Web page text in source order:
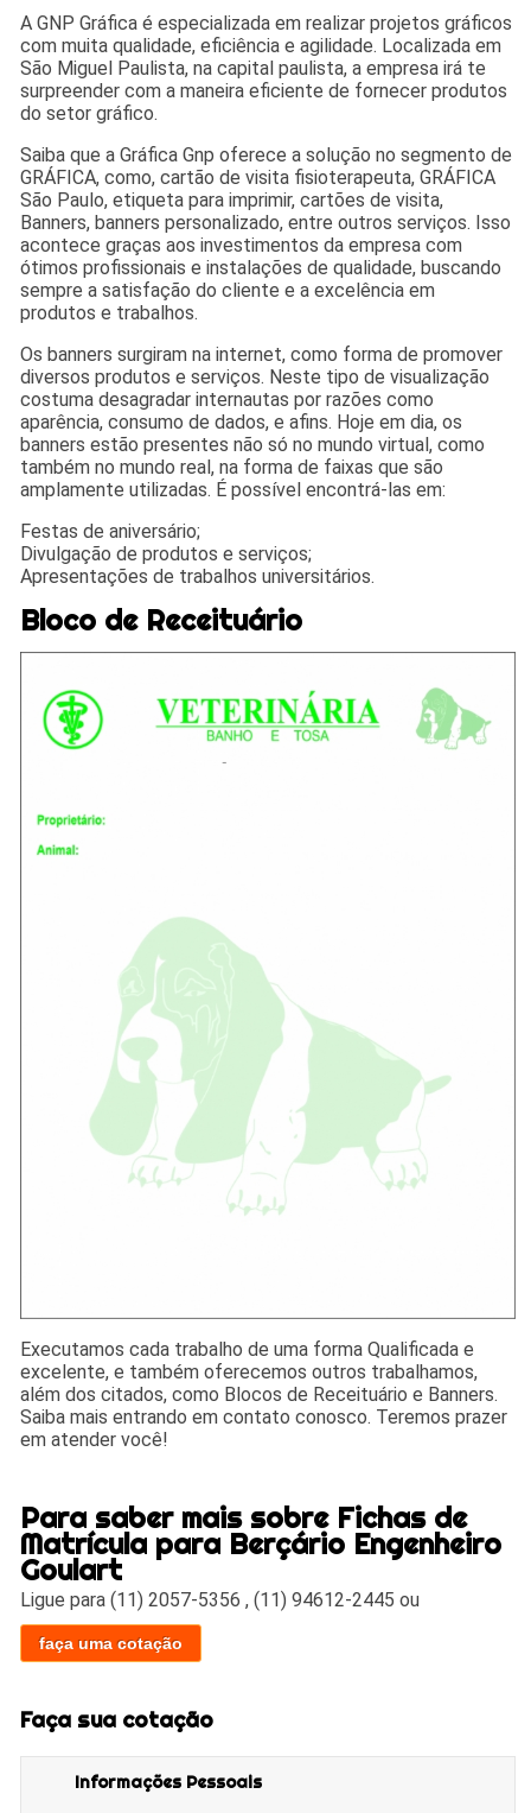
A GNP Gráfica é especializada em realizar projetos gráficos
com muita qualidade, eficiência e agilidade. Localizada em
São Miguel Paulista, na capital paulista, a empresa irá te
surpreender com a maneira eficiente de fornecer produtos
do setor gráfico.
Saiba que a Gráfica Gnp oferece a solução no segmento de
GRÁFICA, como, cartão de visita fisioterapeuta, GRÁFICA
São Paulo, etiqueta para imprimir, cartões de visita,
Banners, banners personalizado, entre outros serviços. Isso
acontece graças aos investimentos da empresa com
ótimos profissionais e instalações de qualidade, buscando
sempre a satisfação do cliente e a excelência em
produtos e trabalhos.
Os banners surgiram na internet, como forma de promover
diversos produtos e serviços. Neste tipo de visualização
costuma desagradar internautas por razões como
aparência, consumo de dados, e afins. Hoje em dia, os
banners estão presentes não só no mundo virtual, como
também no mundo real, na forma de faixas que são
amplamente utilizadas. É possível encontrá-las em:
Festas de aniversário;
Divulgação de produtos e serviços;
Apresentações de trabalhos universitários.
Bloco de Receituário
Executamos cada trabalho de uma forma Qualificada e
excelente, e também oferecemos outros trabalhamos,
além dos citados, como Blocos de Receituário e Banners.
Saiba mais entrando em contato conosco. Teremos prazer
em atender você!
Para saber mais sobre Fichas de
Matrícula para Berçário Engenheiro
Goulart
Ligue para(11) 2057-5356 ,(11) 94612-2445 ou
faça uma cotação
Faça sua cotação
Informações Pessoais